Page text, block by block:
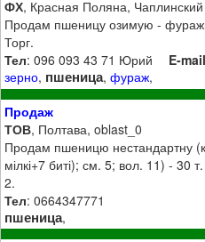
ФХ, Красная Поляна,
Продам пшеницу озимую -
Торг.
Тел: 096 093 43 71 Юрий E-mail
зерно, пшеница,фураж,
Продаж
ТОВ, Полтава, oblast_0
Продам пшеницю нестандартну
мілкі+7 биті); см. 5; вол. 11) - 30
2.
Тел: 0664347771
пшеница,